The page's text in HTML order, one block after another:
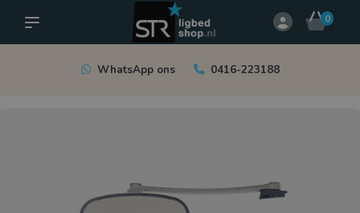
0
WhatsApp ons 0416-223188